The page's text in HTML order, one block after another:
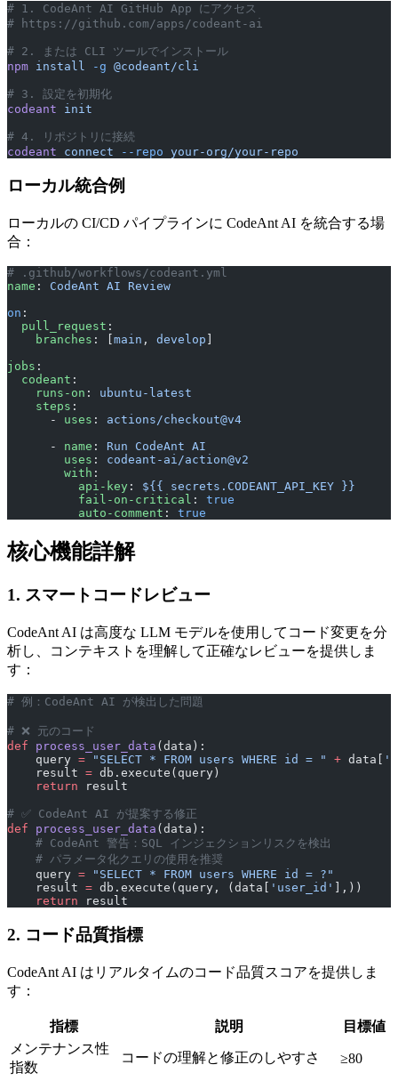
# 1. CodeAnt AI GitHub App にアクセス
# https://github.com/apps/codeant-ai
# 2. または CLI ツールでインストール
npm install -g @codeant/cli
# 3. 設定を初期化
codeant init
# 4. リポジトリに接続
codeant connect --repo your-org/your-repo
ローカル統合例
ローカルの CI/CD パイプラインに CodeAnt AI を統合する場
合：
# .github/workflows/codeant.yml
name : CodeAnt AI Review
on :
  pull_request
:
    branches
: [ main , develop
jobs :
  codeant
:
    runs-on
: ubuntu-latest
    steps
:
      -
uses : actions/checkout@v4
      -
name : Run CodeAnt AI
        uses
: codeant-ai/action@v2
        with
:
          api-key
: ${{ secrets.CODEANT_API_KEY }}
          fail-on-critical
: true
          auto-comment
: true
核心機能詳解
1. スマートコードレビュー
CodeAnt AI は高度な LLM モデルを使用してコード変更を分
析し、コンテキストを理解して正確なレビューを提供しま
す：
# 例：CodeAnt AI が検出した問題
# ❌ 元のコード
def process_user_data (data):
    query
= "SELECT * FROM users WHERE id = " + data[
    result
= db.execute(query)
    return
result
# ✅ CodeAnt AI が提案する修正
def process_user_data (data):
    # CodeAnt 警告：SQL インジェクションリスクを検出
    # パラメータ化クエリの使用を推奨
    query
= "SELECT * FROM users WHERE id = ?"
    result
= db.execute(query, (data[ 'user_id' ],))
    return
result
2. コード品質指標
CodeAnt AI はリアルタイムのコード品質スコアを提供しま
す：
指標 説明
目標値
メンテナンス性
指数
コードの理解と修正のしやすさ ≥80